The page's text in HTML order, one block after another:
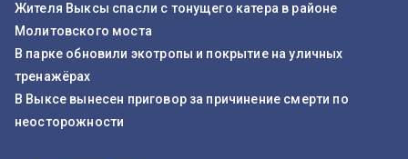
Жителя Выксы спасли с тонущего катера в районе
Молитовского моста
В парке обновили экотропы и покрытие на уличных
тренажёрах
В Выксе вынесен приговор за причинение смерти по
неосторожности